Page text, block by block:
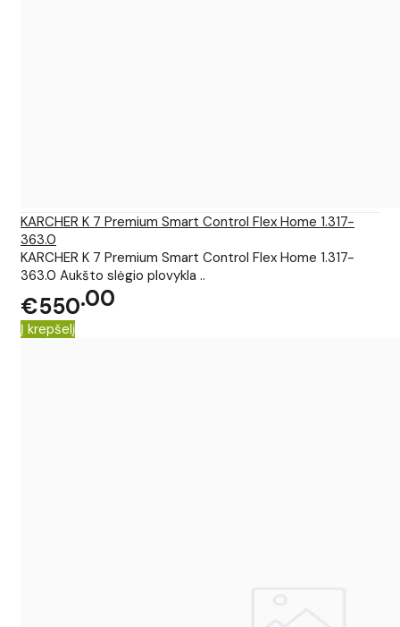
KARCHER K 7 Premium Smart Control Flex Home 1.317-
363.0
KARCHER K 7 Premium Smart Control Flex Home 1.317-
363.0 Aukšto slėgio plovykla ..
€550 00
Į krepšelį